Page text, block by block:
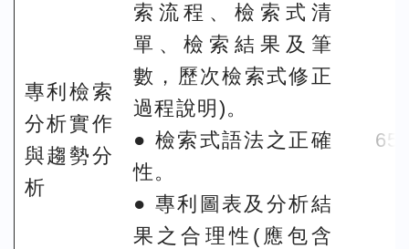
專利檢索
分析實作
與趨勢分
析
索流程、檢索式清
單、檢索結果及筆
數，歷次檢索式修正
過程說明)。
● 檢索式語法之正確
性。
● 專利圖表及分析結
果之合理性(應包含